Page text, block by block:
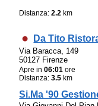
Distanza:2.2 km
Da Tito
Via Baracca, 149
50127 Firenze
Apre in06:01 ore
Distanza:3.5 km
Si.Ma '90